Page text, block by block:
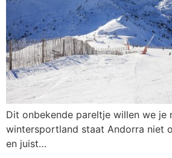
Dit onbekende pareltje willen we je
wintersportland staat Andorra niet
en juist…